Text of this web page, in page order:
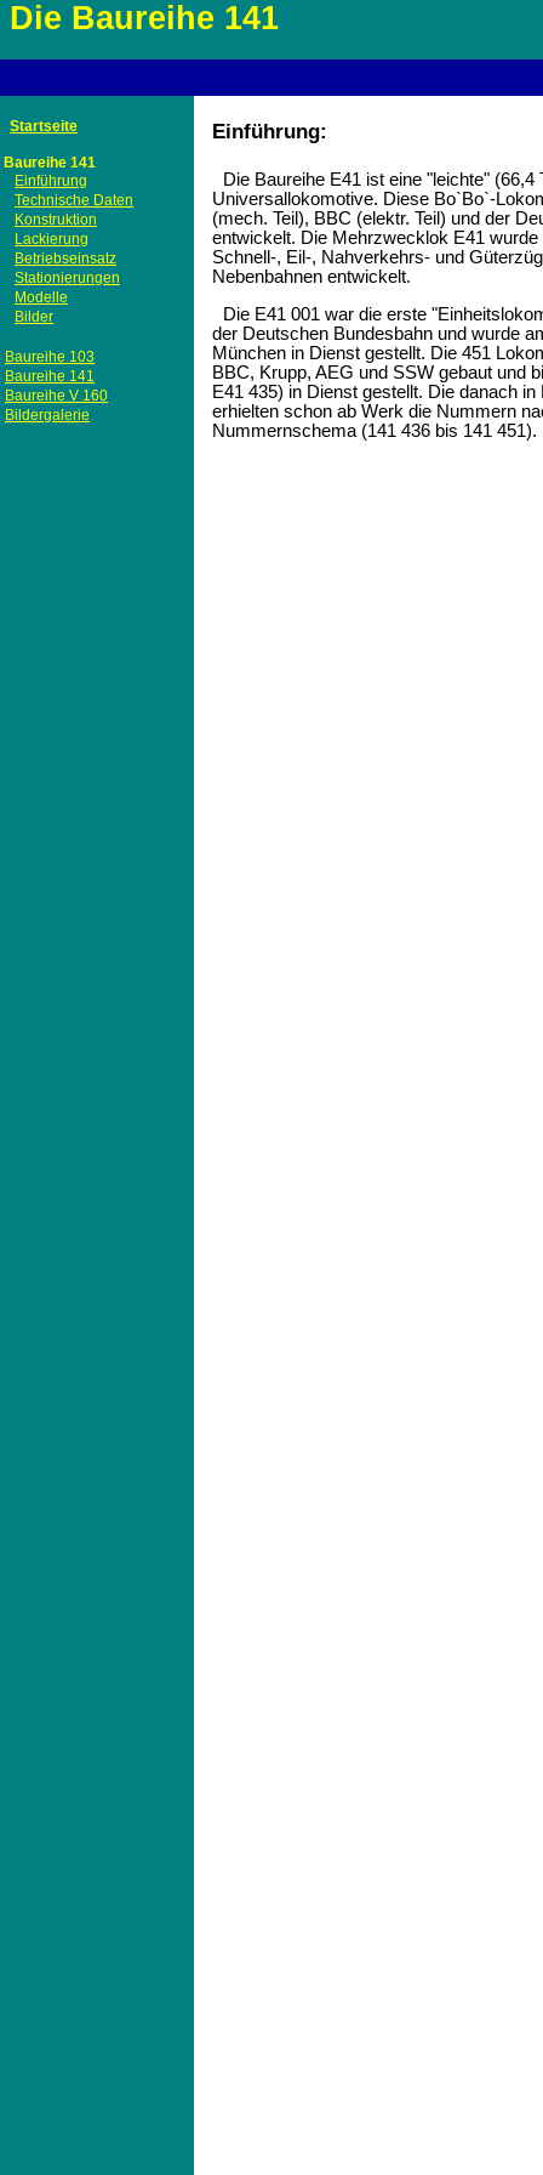
Die Baureihe 141
Startseite
Baureihe 141
Einführung
Technische Daten
Konstruktion
Lackierung
Betriebseinsatz
Stationierungen
Modelle
Bilder
Baureihe 103
Baureihe 141
Baureihe V 160
Bildergalerie
Einführung:
Die Baureihe E41 ist eine "leichte" (66,4
Universallokomotive. Diese Bo`Bo`-
(mech. Teil), BBC (elektr. Teil) und der
entwickelt. Die Mehrzwecklok E41
Schnell-, Eil-, Nahverkehrs- und
Nebenbahnen entwickelt.
Die E41 001 war die erste
der Deutschen Bundesbahn und wurde
München in Dienst gestellt. Die 451
BBC, Krupp, AEG und SSW gebaut und
E41 435) in Dienst gestellt. Die danach
erhielten schon ab Werk die Nummern
Nummernschema (141 436 bis 141 451).